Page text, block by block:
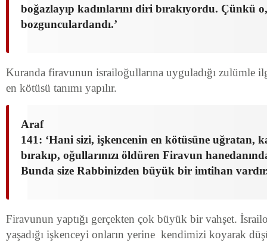
boğazlayıp kadınlarını diri bırakıyordu. Çünkü o,
bozgunculardandı.’
Kuranda firavunun israiloğullarına uyguladığı zulümle
en kötüsü tanımı yapılır.
Araf
141: ‘Hani sizi, işkencenin en kötüsüne uğratan,
bırakıp, oğullarınızı öldüren Firavun
Bunda size Rabbinizden büyük bir imtihan
Firavunun yaptığı gerçekten çok büyük bir vahşet.
yaşadığı işkenceyi onların yerine kendimizi koyarak